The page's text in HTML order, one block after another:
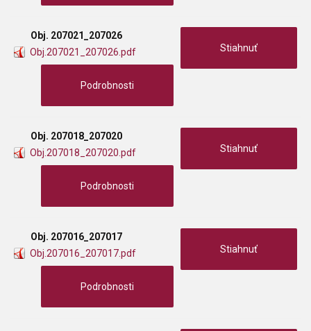
Obj. 207021_207026
Obj.207021_207026.pdf
Stiahnuť
Podrobnosti
Obj. 207018_207020
Obj.207018_207020.pdf
Stiahnuť
Podrobnosti
Obj. 207016_207017
Obj.207016_207017.pdf
Stiahnuť
Podrobnosti